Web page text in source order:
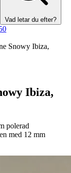
Vad letar du efter?
Snowy Ibiza,
Ibiza,
polerad
med 12 mm